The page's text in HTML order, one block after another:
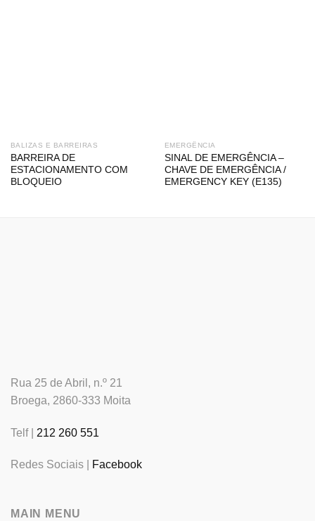
BALIZAS E BARREIRAS
BARREIRA DE
ESTACIONAMENTO COM
BLOQUEIO
EMERGÊNCIA
SINAL DE EMERGÊNCIA –
CHAVE DE EMERGÊNCIA /
EMERGENCY KEY (E135)
Rua 25 de Abril, n.º 21
Broega, 2860-333 Moita
Telf | 212 260 551
Redes Sociais | Facebook
MAIN MENU